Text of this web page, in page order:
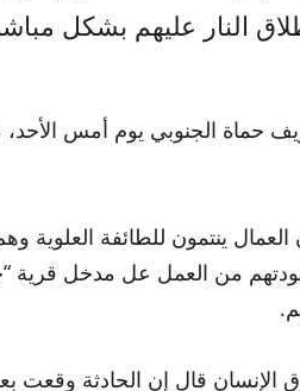
النار عليهم بشكل
حماة الجنوبي يوم أمس الأحد،
ينتمون للطائفة
عودتهم من العمل عل مدخل
قال إن الحادثة وقعت